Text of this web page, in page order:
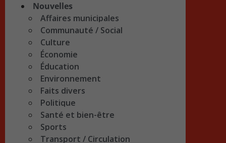
Nouvelles
Affaires municipales
Communauté / Social
Culture
Économie
Éducation
Environnement
Faits divers
Politique
Santé et bien-être
Sports
Transport / Circulation